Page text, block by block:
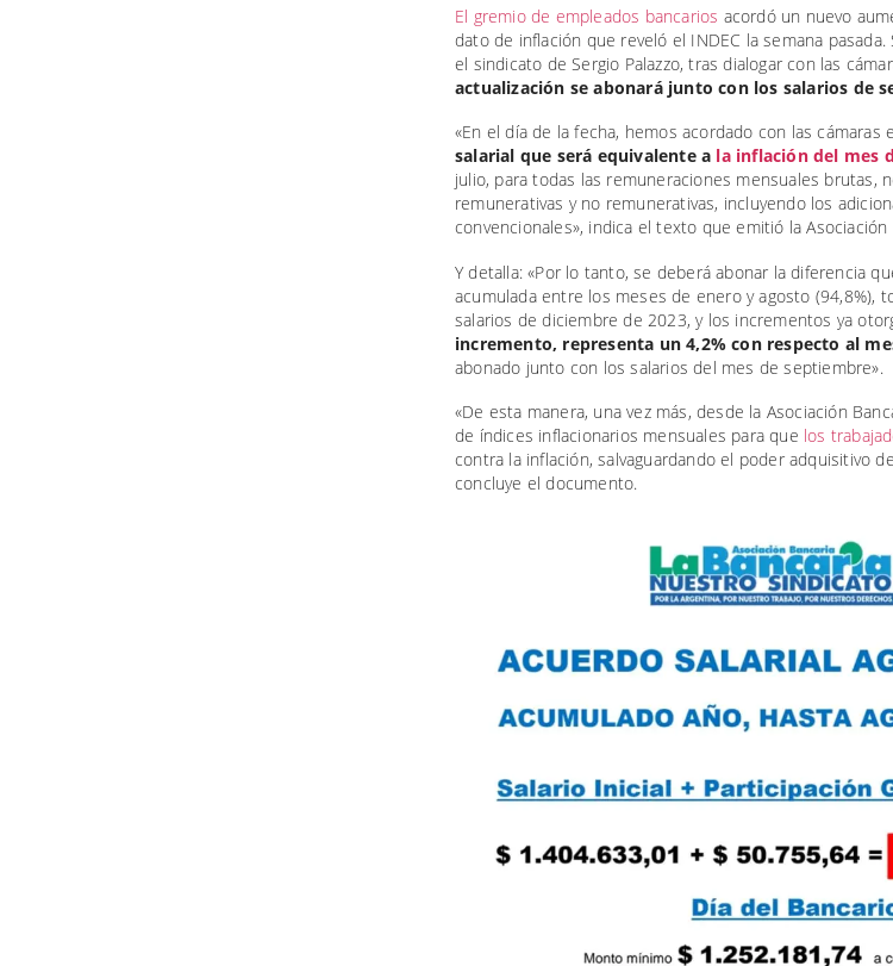
la
entrada
la
entrada
El gremio de empleados bancarios acordó un nuevo
dato de inflación que reveló el INDEC la semana
el sindicato de Sergio Palazzo, tras dialogar con las
actualización se abonará junto con los salarios de
«En el día de la fecha, hemos acordado con las cámaras
salarial que será equivalente a la inflación del mes
julio, para todas las remuneraciones mensuales brutas,
remunerativas y no remunerativas, incluyendo los
convencionales», indica el texto que emitió la Asociación
Y detalla: «Por lo tanto, se deberá abonar la diferencia
acumulada entre los meses de enero y agosto (94,8%),
salarios de diciembre de 2023, y los incrementos ya
incremento, representa un 4,2% con respecto al
abonado junto con los salarios del mes de septiembre».
«De esta manera, una vez más, desde la Asociación
de índices inflacionarios mensuales para que los
contra la inflación, salvaguardando el poder adquisitivo
concluye el documento.